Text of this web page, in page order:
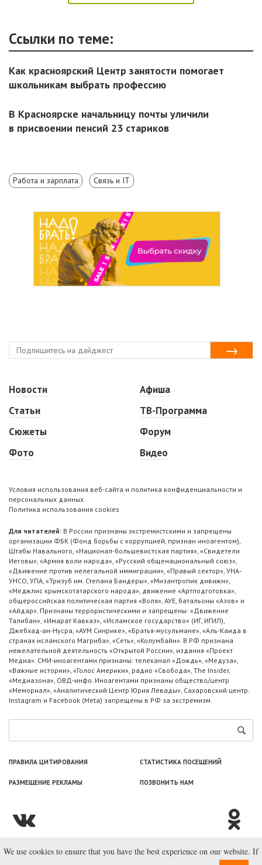
Ссылки по теме:
Как красноярский Центр занятости помогает
школьникам выбрать профессию
В Красноярске начальницу почты уличили
в присвоении пенсий 23 стариков
Работа и зарплата Связь и IT
Новости
Статьи
Сюжеты
Фото
Афиша
ТВ-Программа
Форум
Видео
Условия использования веб-сайта и политика конфиденциальности и
персональных данных
Политика использования cookies
Для читателей: В России признаны экстремистскими и запрещены
организации ФБК (Фонд борьбы с коррупцией, признан иноагентом),
Штабы Навального, «Национал-большевистская партия», «Свидетели
Иеговы», «Армия воли народа», «Русский общенациональный союз»,
«Движение против нелегальной иммиграции», «Правый сектор», УНА-
УНСО, УПА, «Тризуб им. Степана Бандеры», «Мизантропик дивижн»,
«Меджлис крымскотатарского народа», движение «Артподготовка»,
общероссийская политическая партия «Воля», АУЕ, батальоны «Азов» и
«Айдар». Признаны террористическими и запрещены: «Движение
Талибан», «Имарат Кавказ», «Исламское государство» (ИГ, ИГИЛ),
Джебхад-ан-Нусра, «АУМ Синрике», «Братья-мусульмане», «Аль-Каида в
странах исламского Магриба», «Сеть», «Колумбайн». В РФ признана
нежелательной деятельность «Открытой России», издания «Проект
Медиа». СМИ-иноагентами признаны: телеканал «Дождь», «Медуза»,
«Важные истории», «Голос Америки», радио «Свобода», The Insider,
«Медиазона», ОВД-инфо. Иноагентами признаны общество/центр
«Мемориал», «Аналитический Центр Юрия Левады», Сахаровский центр.
Instagram и Facebook (Metа) запрещены в РФ за экстремизм.
ПРАВИЛА ЦИТИРОВАНИЯ СТАТИСТИКА ПОСЕЩЕНИЙ
РАЗМЕЩЕНИЕ РЕКЛАМЫ ПОЗВОНИТЬ НАМ
© ООО «Лаборатория Новоcтей», 2003—2026.
We use cookies to ensure that you have the best experience on our website. If